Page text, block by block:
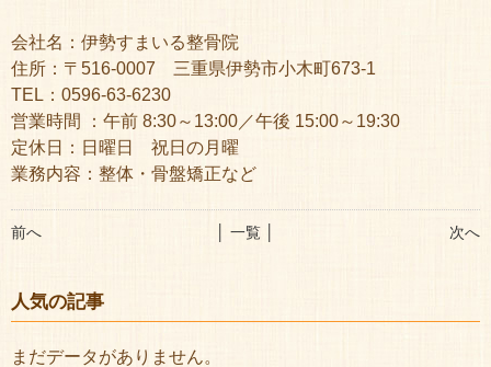
会社名：伊勢すまいる整骨院
住所：〒516-0007 三重県伊勢市小木町673-1
TEL：0596-63-6230
営業時間 ：午前 8:30～13:00／午後 15:00～19:30
定休日：日曜日 祝日の月曜
業務内容：整体・骨盤矯正など
前へ 次へ
│ 一覧 │
人気の記事
まだデータがありません。